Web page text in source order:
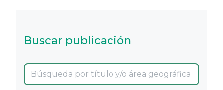
Buscar publicación